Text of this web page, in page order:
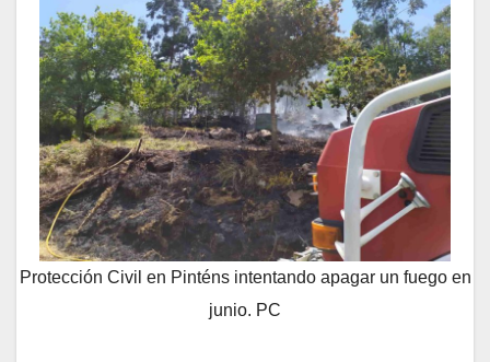
Protección Civil en Pinténs intentando apagar un fuego en
junio. PC